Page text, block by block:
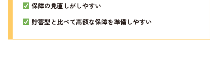
保障の見直しがしやすい
貯蓄型と比べて高額な保障を準備しやすい